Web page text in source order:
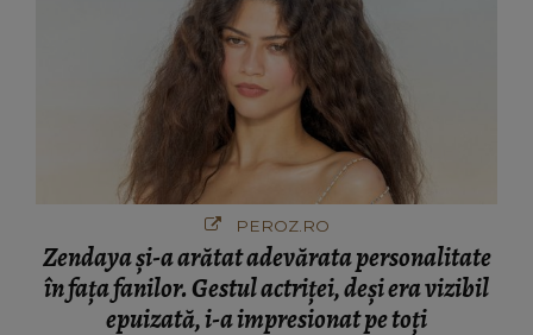
PEROZ.RO
Zendaya și-a arătat adevărata personalitate
în fața fanilor. Gestul actriței, deși era vizibil
epuizată, i-a impresionat pe toți